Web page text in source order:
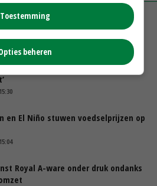
over onttrekkingsverbod,
van ‘ondernemersrisico’
van Krullvarkens komt van de
en El Niño stuwen voedselprijzen op
Royal A-ware onder druk ondanks
Toestemming
beheren